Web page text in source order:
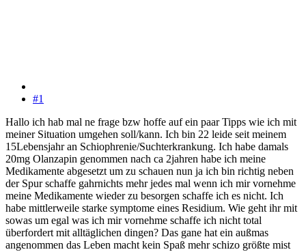
#1
Hallo ich hab mal ne frage bzw hoffe auf ein paar Tipps wie ich mit
meiner Situation umgehen soll/kann. Ich bin 22 leide seit meinem
15Lebensjahr an Schiophrenie/Suchterkrankung. Ich habe damals
20mg Olanzapin genommen nach ca 2jahren habe ich meine
Medikamente abgesetzt um zu schauen nun ja ich bin richtig neben
der Spur schaffe gahrnichts mehr jedes mal wenn ich mir vornehme
meine Medikamente wieder zu besorgen schaffe ich es nicht. Ich
habe mittlerweile starke symptome eines Residium. Wie geht ihr mit
sowas um egal was ich mir vornehme schaffe ich nicht total
überfordert mit alltäglichen dingen? Das gane hat ein außmas
angenommen das Leben macht kein Spaß mehr schizo größte mist